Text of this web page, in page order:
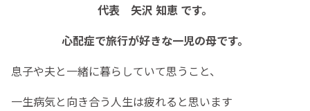
代表 矢沢 知恵 です。
心配症で旅行が好きな一児の母です。
息子や夫と一緒に暮らしていて思うこと、
一生病気と向き合う人生は疲れると思います